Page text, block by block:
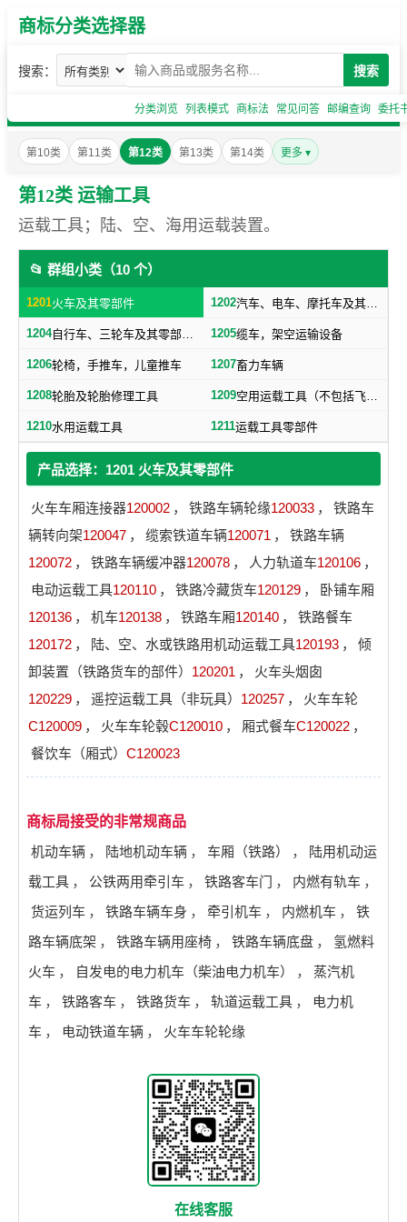
商标分类选择器
搜索： 搜索
分类浏览 列表模式 商标法 常见问答 邮编查询 委托
第10类 第11类 第12类 第13类 第14类 更多 ▾
第12类 运输工具
运载工具；陆、空、海用运载装置。
📂 群组小类（10 个）
1201火车及其零部件 1202 汽车、电车、摩托车及其零部件（不包括轮胎）
1204 自行车、三轮车及其零部件（不包括轮胎） 1205缆车，架空运输设备
1206轮椅，手推车，儿童推车 1207畜力车辆
1208轮胎及轮胎修理工具 1209 空用运载工具（不包括飞机轮胎）
1210水用运载工具 1211运载工具零部件
产品选择：1201 火车及其零部件
火车车厢连接器120002 ， 铁路车辆轮缘120033 ，
铁路车
辆转向架120047 ， 缆索铁道车辆120071 ，
铁路车辆
120072 ， 铁路车辆缓冲器120078 ， 人力轨道车120106 ，
电动运载工具120110 ， 铁路冷藏货车120129 ，
卧铺车厢
120136 ， 机车120138 ， 铁路车厢120140 ，
铁路餐车
120172 ， 陆、空、水或铁路用机动运载工具120193 ，
倾
卸装置（铁路货车的部件） 120201 ，
火车头烟囱
120229 ， 遥控运载工具（非玩具） 120257 ，
火车车轮
C120009 ， 火车车轮毂C120010 ， 厢式餐车C120022 ，
餐饮车（厢式） C120023
商标局接受的非常规商品
机动车辆 ， 陆地机动车辆 ， 车厢（铁路） ，
陆用机动运
载工具 ， 公铁两用牵引车 ， 铁路客车门 ， 内燃有轨车 ，
货运列车 ， 铁路车辆车身 ， 牵引机车 ， 内燃机车 ，
铁
路车辆底架 ， 铁路车辆用座椅 ， 铁路车辆底盘 ，
氢燃料
火车 ， 自发电的电力机车（柴油电力机车） ，
蒸汽机
车 ， 铁路客车 ， 铁路货车 ， 轨道运载工具 ，
电力机
车 ， 电动铁道车辆 ， 火车车轮轮缘
在线客服